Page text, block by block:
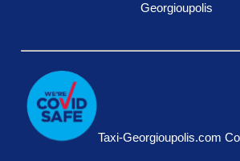
Georgioupolis
Taxi-Georgioupolis.com